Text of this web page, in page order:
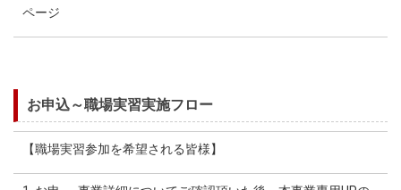
ページ
お申込～職場実習実施フロー
【職場実習参加を希望される皆様】